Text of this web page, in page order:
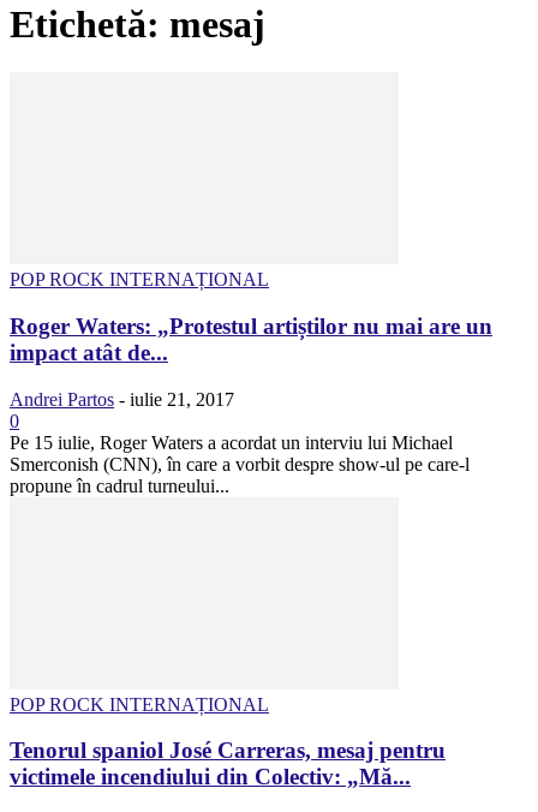
Etichetă: mesaj
POP ROCK INTERNAȚIONAL
Roger Waters: „Protestul artiștilor nu mai are un
impact atât de...
Andrei Partos - iulie 21, 2017
0
Pe 15 iulie, Roger Waters a acordat un interviu lui Michael
Smerconish (CNN), în care a vorbit despre show-ul pe care-l
propune în cadrul turneului...
POP ROCK INTERNAȚIONAL
Tenorul spaniol José Carreras, mesaj pentru
victimele incendiului din Colectiv: „Mă...